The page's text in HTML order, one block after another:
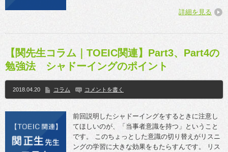
詳細を見る
【関先生コラム｜TOEIC関連】Part3、Part4の
勉強法 シャドーイングのポイント
2018.04.20 コラム コメントを書く
前回説明したシャドーイングをするときに注意し
てほしいのが、「当事者意識を持つ」ということ
です。 このちょっとした意識の切り替えがリスニ
ングの学習に大きな効果をもたらすんです。 リス